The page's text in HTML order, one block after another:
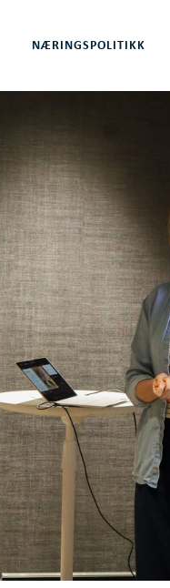
NÆRINGSPOLITIKK